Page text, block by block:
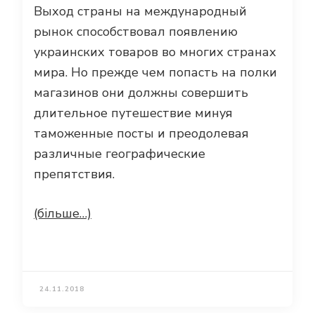
Выход страны на международный
рынок способствовал появлению
украинских товаров во многих странах
мира. Но прежде чем попасть на полки
магазинов они должны совершить
длительное путешествие минуя
таможенные посты и преодолевая
различные географические
препятствия.
(більше…)
24.11.2018